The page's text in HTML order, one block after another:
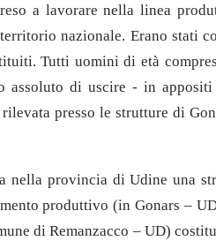
a lavorare nella linea
nazionale. Erano stati
Tutti uomini di età
di uscire - in
presso le strutture di
provincia di Udine una
produttivo (in Gonars –
di Remanzacco – UD)